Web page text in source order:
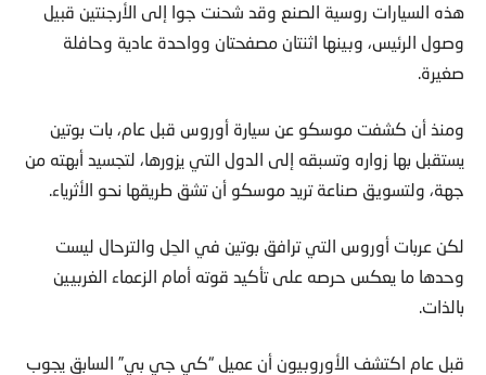
هذه السيارات روسية الصنع وقد شحنت جوا إلى الأرجنتين قبيل
وصول الرئيس، وبينها اثنتان مصفحتان وواحدة عادية وحافلة
صغيرة.
ومنذ أن كشفت موسكو عن سيارة أوروس قبل عام، بات بوتين
يستقبل بها زواره وتسبقه إلى الدول التي يزورها، لتجسيد أبهته من
جهة، ولتسويق صناعة تريد موسكو أن تشق طريقها نحو الأثرياء.
لكن عربات أوروس التي ترافق بوتين في الحِل والترحال ليست
وحدها ما يعكس حرصه على تأكيد قوته أمام الزعماء الغربيين
بالذات.
قبل عام اكتشف الأوروبيون أن عميل “كي جي بي” السابق يجوب